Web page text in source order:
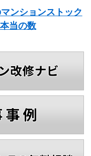
ンションストック
当の数